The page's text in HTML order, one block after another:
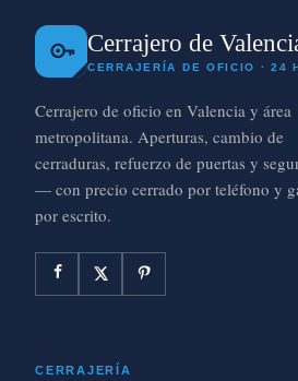
Cerrajero de
CERRAJERÍA DE OFICIO · 24
Cerrajero de oficio en Valencia y área
metropolitana. Aperturas, cambio de
cerraduras, refuerzo de puertas y
— con precio cerrado por teléfono y
por escrito.
CERRAJERÍA